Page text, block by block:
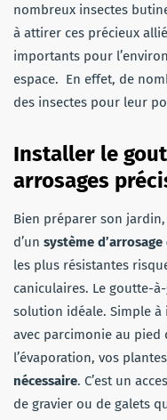
nombreux insectes
à attirer ces précieux
importants pour
espace. En effet, de
des insectes pour leur
Installer le
arrosages
Bien préparer son jardin,
d’un système d’arrosage
les plus résistantes
caniculaires. Le goutte-
solution idéale. Simple à
avec parcimonie au pied
l’évaporation, vos plantes
nécessaire. C’est un
de gravier ou de galets